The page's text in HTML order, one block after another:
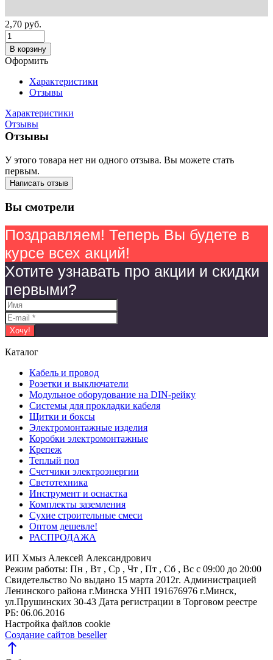
2,70 руб.
В корзину
Оформить
Характеристики
Отзывы
Характеристики
Отзывы
Отзывы
У этого товара нет ни одного отзыва. Вы можете стать
первым.
Написать отзыв
Вы смотрели
Поздравляем! Теперь Вы будете в
курсе всех акций!
Хотите узнавать про акции и скидки
первыми?
Каталог
Кабель и провод
Розетки и выключатели
Модульное оборудование на DIN-рейку
Системы для прокладки кабеля
Щитки и боксы
Электромонтажные изделия
Коробки электромонтажные
Крепеж
Теплый пол
Счетчики электроэнергии
Светотехника
Инструмент и оснастка
Комплекты заземления
Сухие строительные смеси
Оптом дешевле!
РАСПРОДАЖА
ИП Хмыз Алексей Александрович
Режим работы: Пн , Вт , Ср , Чт , Пт , Сб , Вс c 09:00 до 20:00
Свидетельство No выдано 15 марта 2012г. Администрацией
Ленинского района г.Минска УНП 191676976 г.Минск,
ул.Прушинских 30-43 Дата регистрации в Торговом реестре
РБ: 06.06.2016
Настройка файлов cookie
Создание сайтов beseller
north